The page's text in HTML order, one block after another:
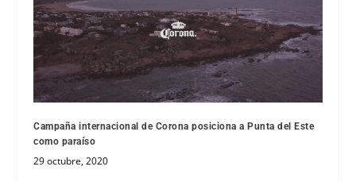
Campaña internacional de Corona posiciona a Punta del Este
como paraíso
29 octubre, 2020